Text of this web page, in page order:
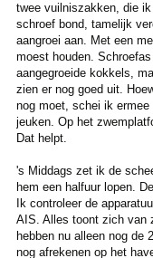
twee vuilniszakken, die
schroef bond, tamelijk
aangroei aan. Met een
moest houden.
aangegroeide kokkels,
zien er nog goed uit.
nog moet, schei ik
jeuken. Op het
Dat helpt.
's Middags zet ik de
hem een halfuur lopen.
Ik controleer de
AIS. Alles toont zich van
hebben nu alleen nog de
nog afrekenen op het